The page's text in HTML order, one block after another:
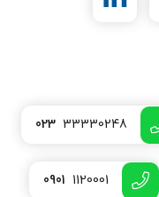
023 33330248
0901 1120001